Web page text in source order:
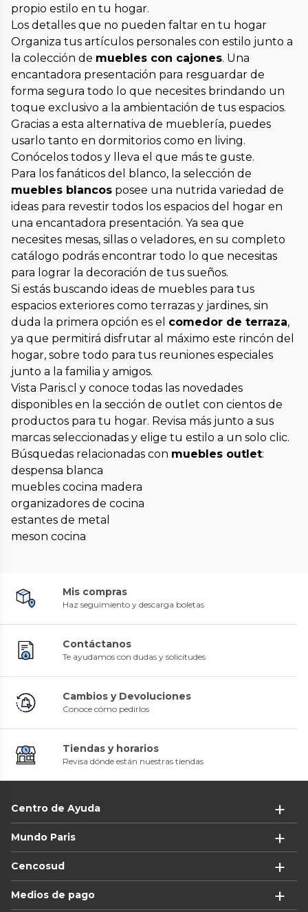
propio estilo en tu hogar.
Los detalles que no pueden faltar en tu hogar
Organiza tus artículos personales con estilo junto a
la colección de muebles con cajones. Una
encantadora presentación para resguardar de
forma segura todo lo que necesites brindando un
toque exclusivo a la ambientación de tus espacios.
Gracias a esta alternativa de mueblería, puedes
usarlo tanto en dormitorios como en living.
Conócelos todos y lleva el que más te guste.
Para los fanáticos del blanco, la selección de
muebles blancos posee una nutrida variedad de
ideas para revestir todos los espacios del hogar en
una encantadora presentación. Ya sea que
necesites mesas, sillas o veladores, en su completo
catálogo podrás encontrar todo lo que necesitas
para lograr la decoración de tus sueños.
Si estás buscando ideas de muebles para tus
espacios exteriores como terrazas y jardines, sin
duda la primera opción es el comedor de terraza,
ya que permitirá disfrutar al máximo este rincón del
hogar, sobre todo para tus reuniones especiales
junto a la familia y amigos.
Vista Paris.cl y conoce todas las novedades
disponibles en la sección de outlet con cientos de
productos para tu hogar. Revisa más junto a sus
marcas seleccionadas y elige tu estilo a un solo clic.
Búsquedas relacionadas con muebles outlet:
despensa blanca
muebles cocina madera
organizadores de cocina
estantes de metal
meson cocina
Mis compras
Haz seguimiento y descarga boletas
Contáctanos
Te ayudamos con dudas y solicitudes
Cambios y Devoluciones
Conoce cómo pedirlos
Tiendas y horarios
Revisa dónde están nuestras tiendas
Centro de Ayuda
Mundo Paris
Cencosud
Medios de pago